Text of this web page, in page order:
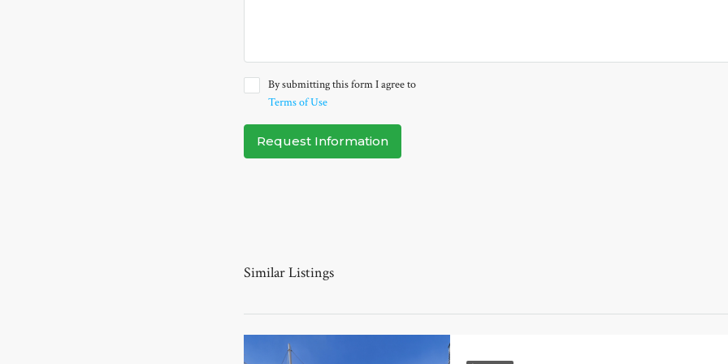
By submitting this form I agree to
Terms of Use
Request Information
Similar Listings